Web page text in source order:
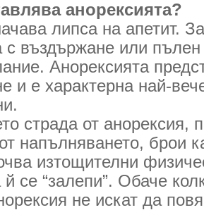
анорексията?
липса на апетит.
с въздържане или пълен
Анорексията
и е характерна най-
страда от анорексия,
напълняването, брои
изтощителни
се “залепи”. Обаче
не искат да